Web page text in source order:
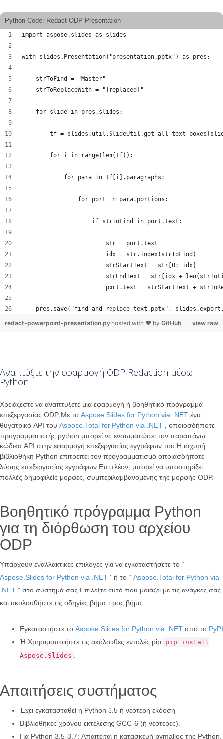
Python Code: Redact ODP Presentation
import aspose.slides as slides
with slides.Presentation("presentation.pptx") as pres:
    strToFind = "Master"
    strToReplaceWith = "[replaced]"
    for slide in pres.slides:
tf =
        for i in range(len(tf)):
            for para in tf[i].paragraphs:
                for port in para.portions:
                    if strToFind in port.text:
                        str = port.text
                        idx = str.index(strToFind)
                        strStartText = str[0: idx]
strEndText = str[idx +
port.text = strStartText +
pres.save("find-and-replace-text.pptx",
view raw
redact-powerpoint-presentation.py hosted with ❤ by GitHub
Αναπτύξτε την εφαρμογή ODP Redaction μέσω
Python
Χρειάζεστε να αναπτύξετε μια εφαρμογή ή βοηθητικό πρόγραμμα
επεξεργασίας ODP;Με το Aspose.Slides for Python via .NET ένα
θυγατρικό API του Aspose.Total for Python via .NET , οποιοσδήποτε
προγραμματιστής python μπορεί να ενσωματώσει τον παραπάνω
κώδικα API στην εφαρμογή επεξεργασίας εγγράφων του.Η ισχυρή
βιβλιοθήκη Python επιτρέπει τον προγραμματισμό οποιασδήποτε
λύσης επεξεργασίας εγγράφων.Επιπλέον, μπορεί να υποστηρίξει
πολλές δημοφιλείς μορφές, συμπεριλαμβανομένης της μορφής ODP.
Βοηθητικό πρόγραμμα Python
για τη διόρθωση του αρχείου
ODP
Υπάρχουν εναλλακτικές επιλογές για να εγκαταστήσετε το “
Aspose.Slides for Python via .NET ” ή το “ Aspose.Total for Python via
.NET ” στο σύστημά σας.Επιλέξτε αυτό που μοιάζει με τις ανάγκες σας
και ακολουθήστε τις οδηγίες βήμα προς βήμα:
Εγκαταστήστε το Aspose.Slides for Python via .NET από το PyPI
Ή Χρησιμοποιήστε τις ακόλουθες εντολές pip pip install
Aspose.Slides
Απαιτήσεις συστήματος
Έχει εγκατασταθεί η Python 3.5 ή νεότερη έκδοση
Βιβλιοθήκες χρόνου εκτέλεσης GCC-6 (ή νεότερες).
Για Python 3.5-3.7: Απαιτείται η κατασκευή pymalloc της Python.